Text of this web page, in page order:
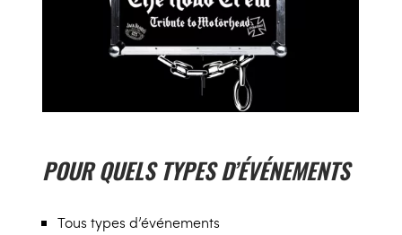
POUR QUELS TYPES D’ÉVÉNEMENTS
Tous types d’événements